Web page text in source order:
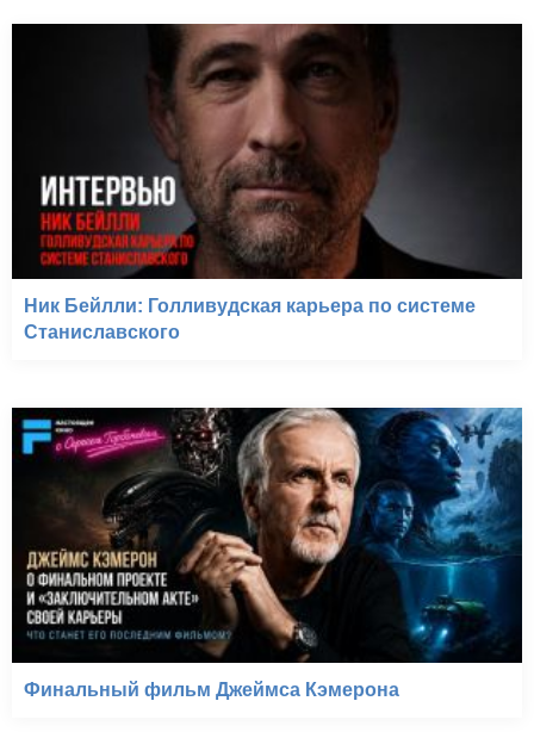
Ник Бейлли: Голливудская карьера по системе
Станиславского
Финальный фильм Джеймса Кэмерона